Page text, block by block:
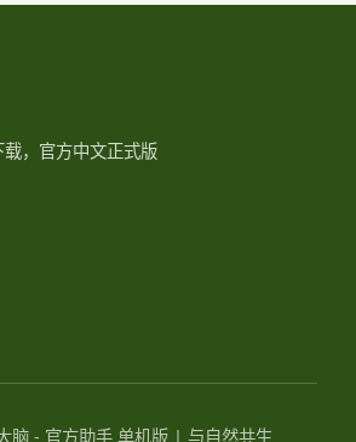
，官方中文正式版
脑 - 官方助手 单机版 | 与自然共生